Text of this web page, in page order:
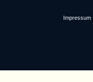
Impressum